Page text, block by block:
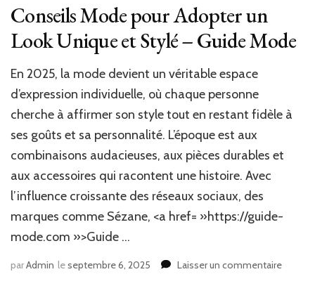
Conseils Mode pour Adopter un
Look Unique et Stylé – Guide Mode
En 2025, la mode devient un véritable espace
d’expression individuelle, où chaque personne
cherche à affirmer son style tout en restant fidèle à
ses goûts et sa personnalité. L’époque est aux
combinaisons audacieuses, aux pièces durables et
aux accessoires qui racontent une histoire. Avec
l’influence croissante des réseaux sociaux, des
marques comme Sézane, <a href= »https://guide-
mode.com »>Guide …
parAdmin leseptembre 6, 2025 Laisser un commentairesur